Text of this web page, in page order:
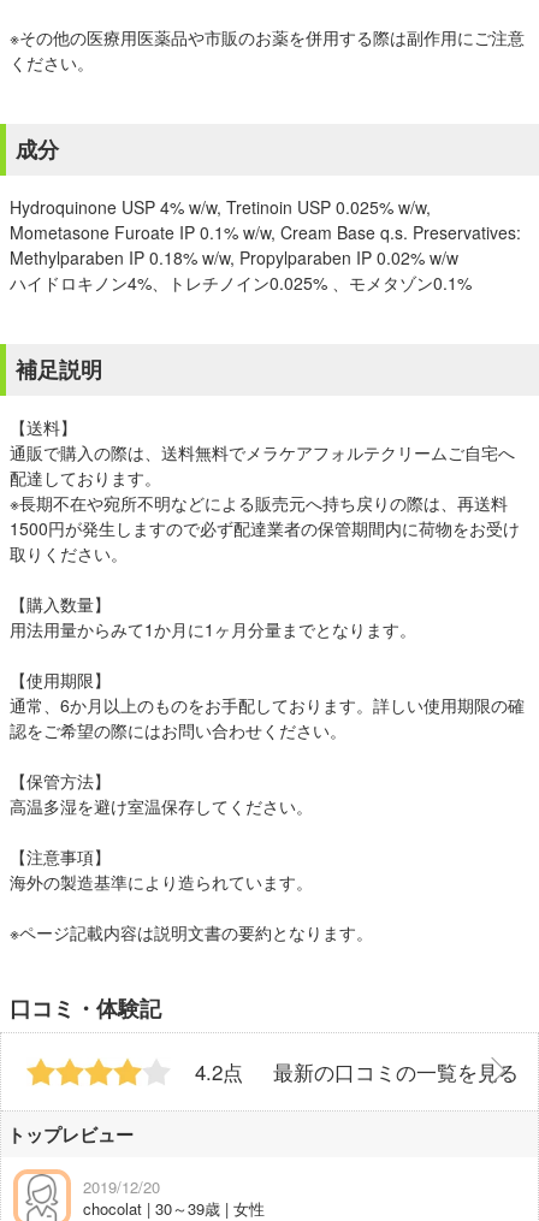
※その他の医療用医薬品や市販のお薬を併用する際は副作用にご注意
ください。
成分
Hydroquinone USP 4% w/w, Tretinoin USP 0.025% w/w,
Mometasone Furoate IP 0.1% w/w, Cream Base q.s. Preservatives:
Methylparaben IP 0.18% w/w, Propylparaben IP 0.02% w/w
ハイドロキノン4%、トレチノイン0.025% 、モメタゾン0.1%
補足説明
【送料】
通販で購入の際は、送料無料でメラケアフォルテクリームご自宅へ
配達しております。
※長期不在や宛所不明などによる販売元へ持ち戻りの際は、再送料
1500円が発生しますので必ず配達業者の保管期間内に荷物をお受け
取りください。
【購入数量】
用法用量からみて1か月に1ヶ月分量までとなります。
【使用期限】
通常、6か月以上のものをお手配しております。詳しい使用期限の確
認をご希望の際にはお問い合わせください。
【保管方法】
高温多湿を避け室温保存してください。
【注意事項】
海外の製造基準により造られています。
※ページ記載内容は説明文書の要約となります。
口コミ・体験記
4.2点 最新の口コミの一覧を見る
トップレビュー
2019/12/20
chocolat | 30～39歳 | 女性